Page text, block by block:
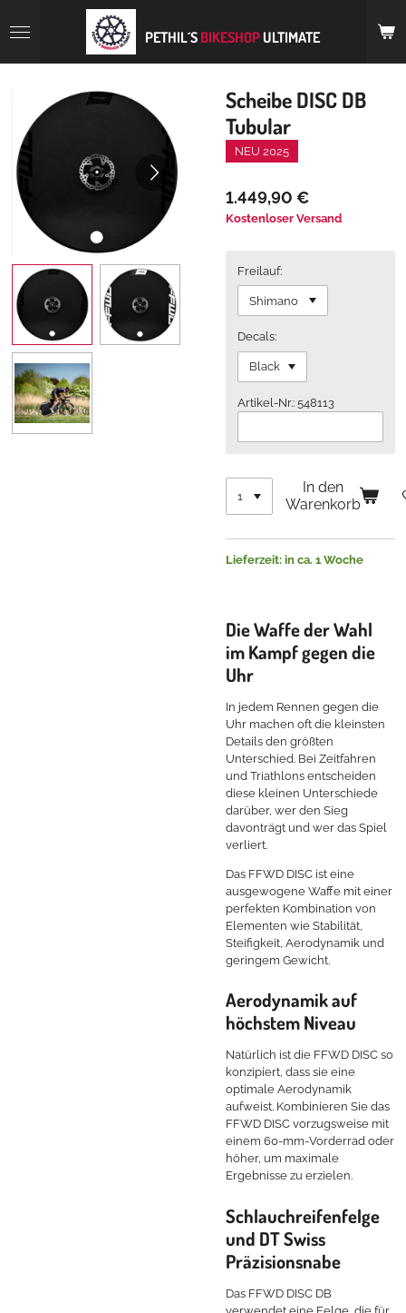
Hauptinhalt
PETHIL´S BIKESHOP ULTIMATE
Scheibe DISC DB
Tubular
NEU 2025
1.449,90 €
Kostenloser Versand
Freilauf:
Decals:
Artikel-Nr.: 548113
In den
Warenkorb
Lieferzeit: in ca. 1 Woche
Die Waffe der Wahl
im Kampf gegen die
Uhr
In jedem Rennen gegen die
Uhr machen oft die kleinsten
Details den größten
Unterschied. Bei Zeitfahren
und Triathlons entscheiden
diese kleinen Unterschiede
darüber, wer den Sieg
davonträgt und wer das Spiel
verliert.
Das FFWD DISC ist eine
ausgewogene Waffe mit einer
perfekten Kombination von
Elementen wie Stabilität,
Steifigkeit, Aerodynamik und
geringem Gewicht.
Aerodynamik auf
höchstem Niveau
Natürlich ist die FFWD DISC so
konzipiert, dass sie eine
optimale Aerodynamik
aufweist. Kombinieren Sie das
FFWD DISC vorzugsweise mit
einem 60-mm-Vorderrad oder
höher, um maximale
Ergebnisse zu erzielen.
Schlauchreifenfelge
und DT Swiss
Präzisionsnabe
Das FFWD DISC DB